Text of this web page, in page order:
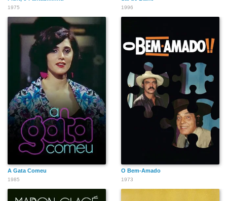
1975 1996
A Gata Comeu
1985
O Bem-Amado
1973